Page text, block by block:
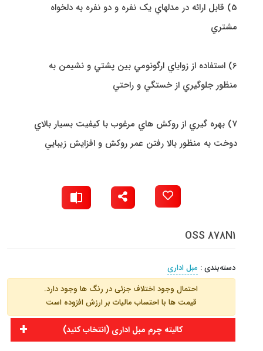
5) قابل ارائه در مدلهاي يک نفره و دو نفره به دلخواه
مشتري
6) استفاده از زواياي ارگونومي بين پشتي و نشيمن به
منظور جلوگيري از خستگي و راحتي
7) بهره گيري از روکش هاي مرغوب با کيفيت بسيار بالاي
دوخت به منظور بالا رفتن عمر روکش و افزايش زيبايي
OSS 878N1
دسته‌بندی: مبل اداری
احتمال وجود اختلاف جزئی در رنگ ها وجود دارد.
قیمت ها با احتساب مالیات بر ارزش افزوده است
کالیته چرم مبل اداری (انتخاب کنید)